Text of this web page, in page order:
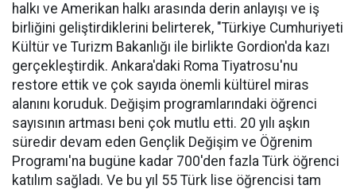
halkı ve Amerikan halkı arasında derin anlayışı ve iş
birliğini geliştirdiklerini belirterek, "Türkiye Cumhuriyeti
Kültür ve Turizm Bakanlığı ile birlikte Gordion'da kazı
gerçekleştirdik. Ankara'daki Roma Tiyatrosu'nu
restore ettik ve çok sayıda önemli kültürel miras
alanını koruduk. Değişim programlarındaki öğrenci
sayısının artması beni çok mutlu etti. 20 yılı aşkın
süredir devam eden Gençlik Değişim ve Öğrenim
Programı'na bugüne kadar 700'den fazla Türk öğrenci
katılım sağladı. Ve bu yıl 55 Türk lise öğrencisi tam